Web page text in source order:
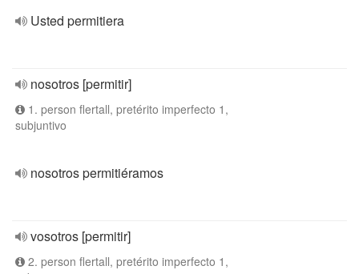
Usted permitiera
nosotros [permitir]
1. person flertall, pretérito imperfecto 1,
subjuntivo
nosotros permitiéramos
vosotros [permitir]
2. person flertall, pretérito imperfecto 1,